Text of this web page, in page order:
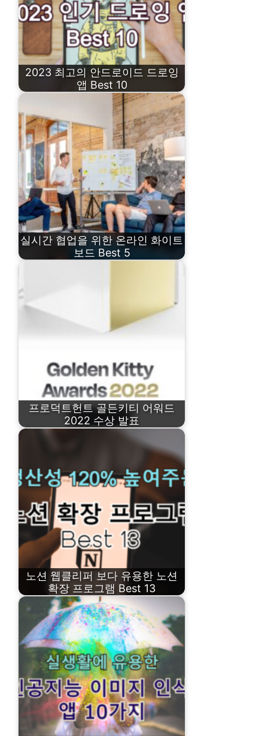
2023 최고의 안드로이드 드로잉
앱 Best 10
실시간 협업을 위한 온라인 화이트
보드 Best 5
프로덕트헌트 골든키티 어워드
2022 수상 발표
노션 웹클리퍼 보다 유용한 노션
확장 프로그램 Best 13